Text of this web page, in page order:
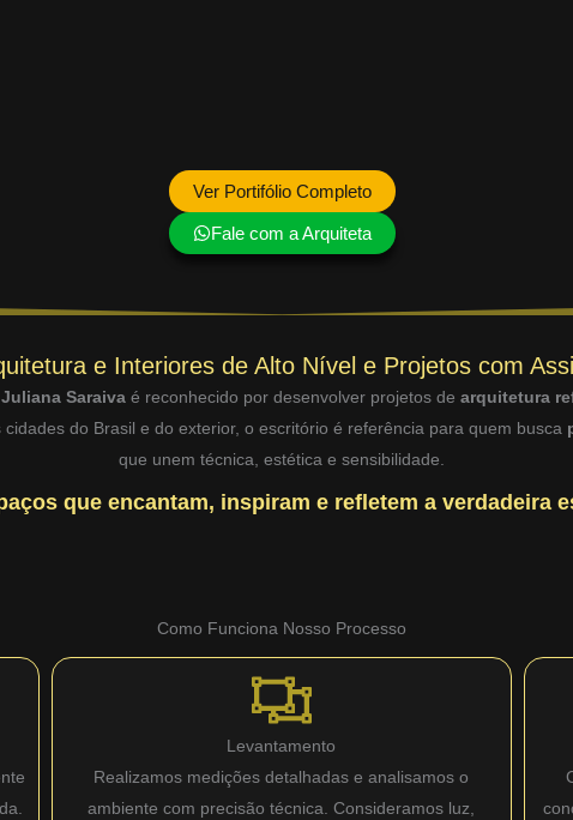
Ver Portifólio Completo
Fale com a Arquiteta
e Interiores de Alto Nível e Projetos com
Saraivaé reconhecido por desenvolver projetos de arquitetura
do Brasil e do exterior, o escritório é referência para quem busca
que unem técnica, estética e sensibilidade.
que encantam, inspiram e refletem a verdadeira
Como Funciona Nosso Processo
Levantamento
Realizamos medições detalhadas e analisamos o
ambiente com precisão técnica. Consideramos luz,